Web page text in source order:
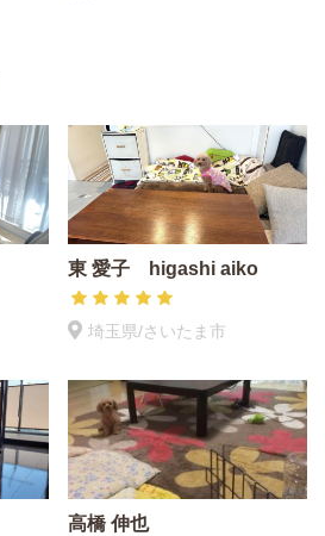
東 愛子 higashi aiko
埼玉県/さいたま市
高橋 伸也